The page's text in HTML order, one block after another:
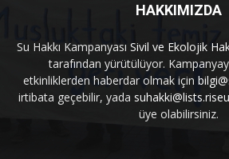
HAKKIMIZDA
Su Hakkı Kampanyası Sivil ve Ekolojik
tarafından yürütülüyor.
etkinliklerden haberdar olmak için
irtibata geçebilir, yada
üye olabilirsiniz.